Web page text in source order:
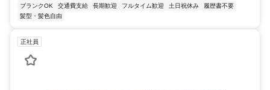
ブランクOK
交通費支給 長期歓迎 フルタイム歓迎 土日祝休み
履歴書不要
髪型・髪色自由
正社員